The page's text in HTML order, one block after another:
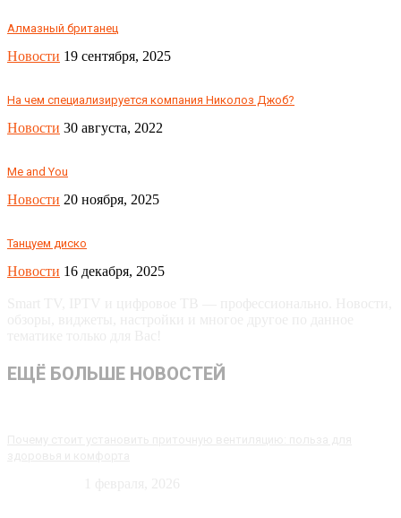
Алмазный британец
Новости 19 сентября, 2025
На чем специализируется компания Николоз Джоб?
Новости 30 августа, 2022
Me and You
Новости 20 ноября, 2025
Танцуем диско
Новости 16 декабря, 2025
ЕЩЁ БОЛЬШЕ НОВОСТЕЙ